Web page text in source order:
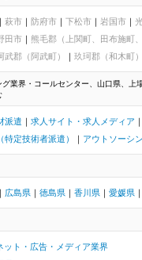
萩市 防府市 下松市 岩国市
田市
熊毛郡（上関町、田布施町
武郡（阿武町） 玖珂郡（和木町）
業界・コールセンター、山口県、上
派遣 求人サイト・求人メディア
定技術者派遣）
アウトソーシ
広島県 徳島県 香川県 愛媛県
ット・広告・メディア業界